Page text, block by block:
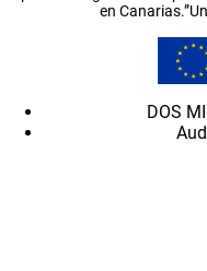
en
DOS